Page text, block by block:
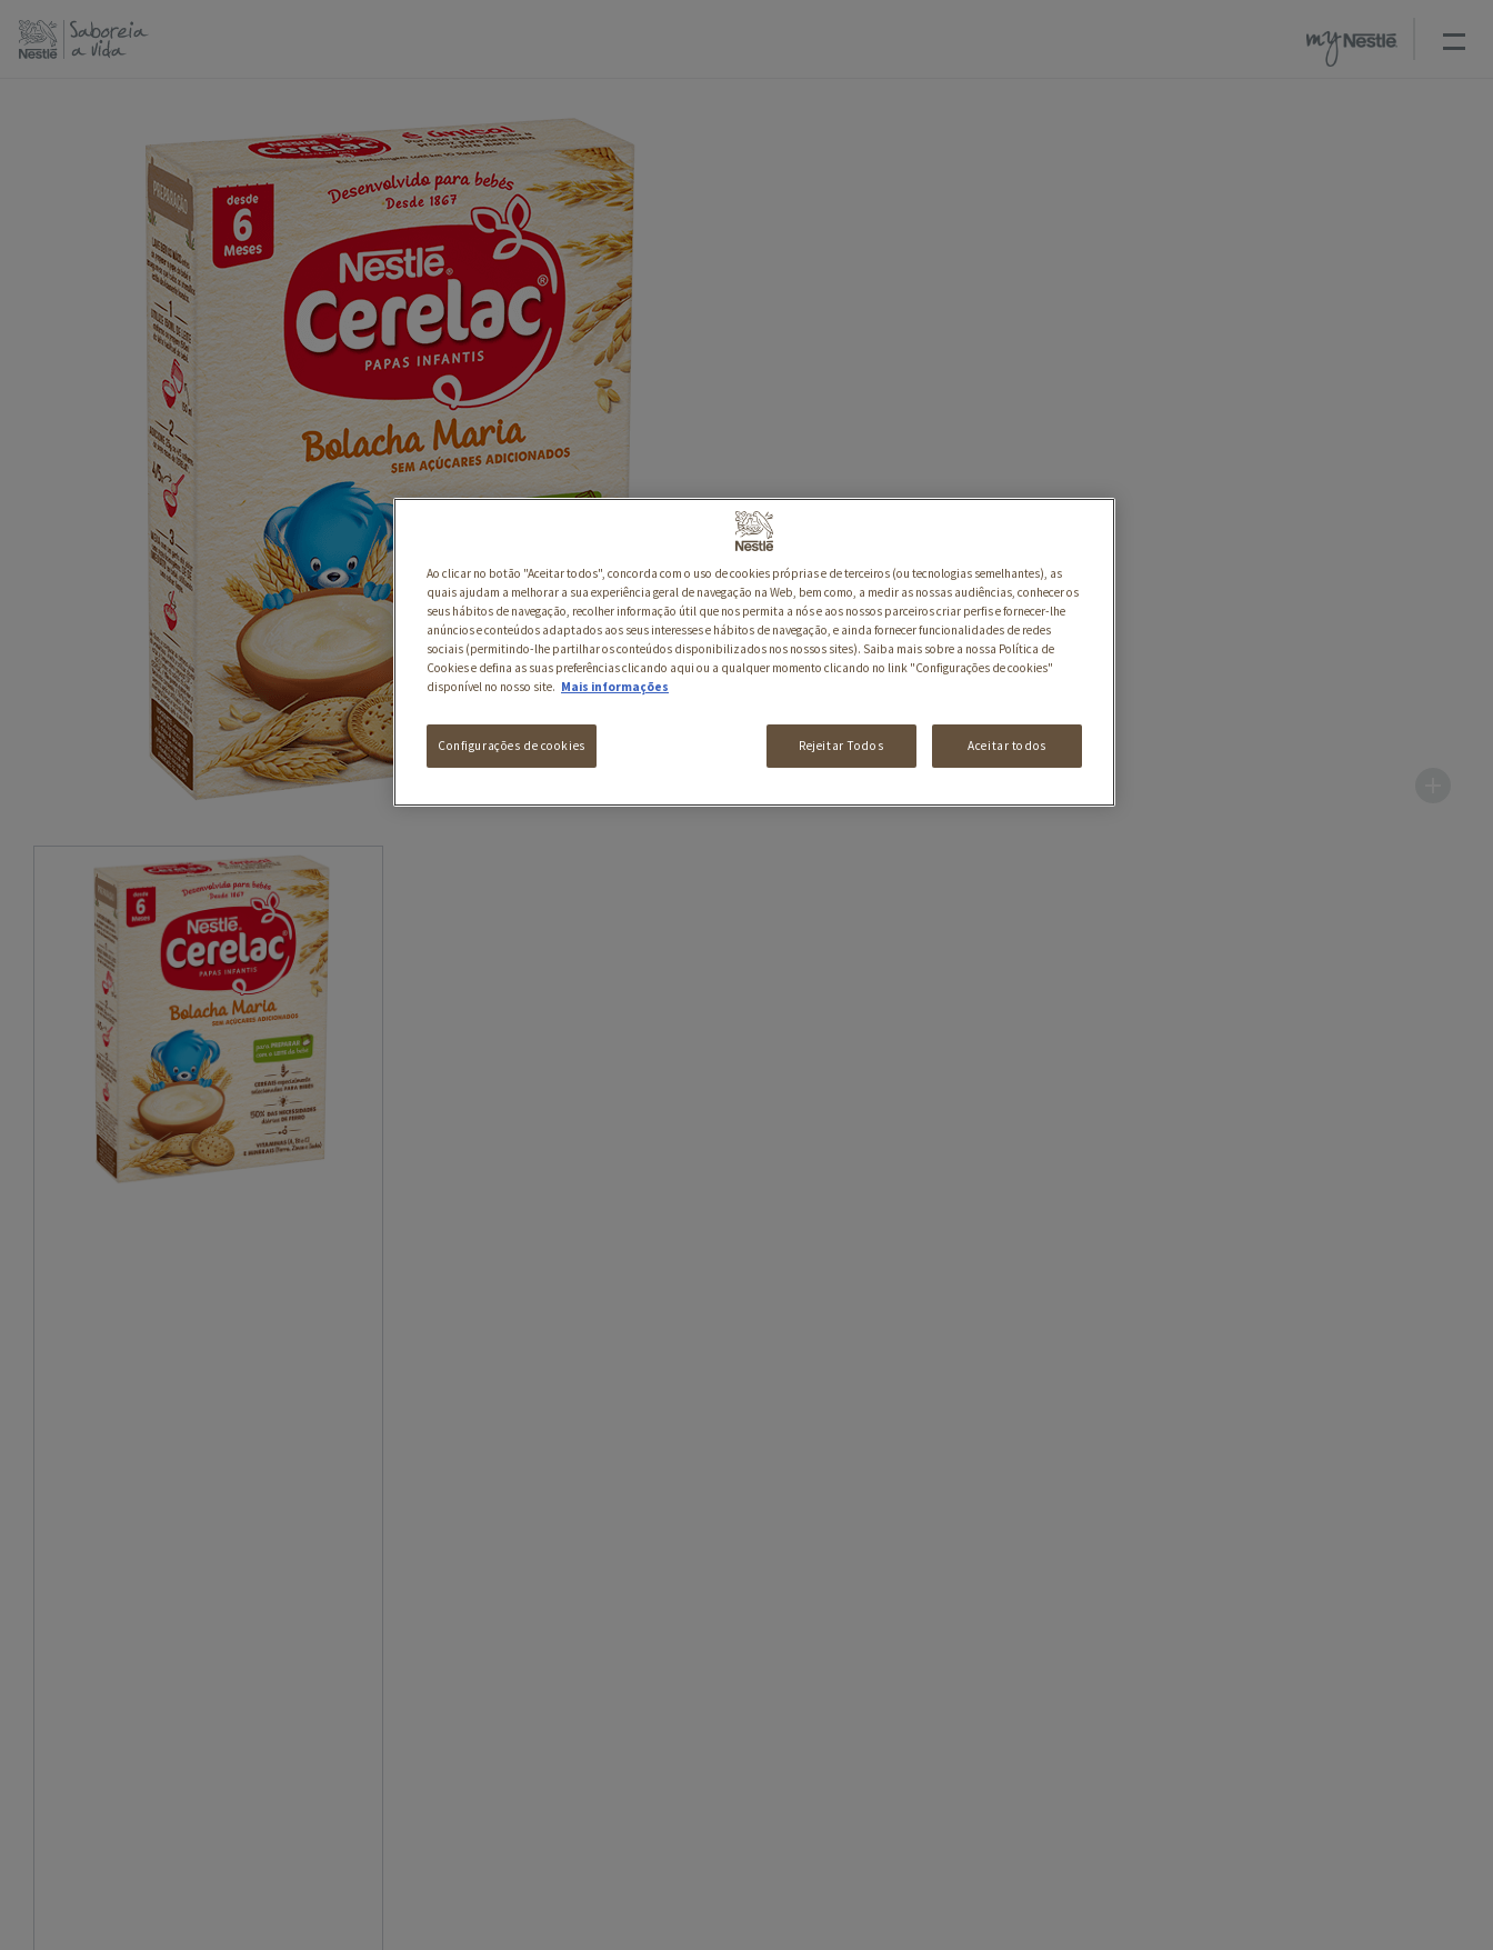
para
Ao clicar no botão "Aceitar todos", concorda com o uso de cookies próprias e de terceiros (ou tecnologias semelhantes), as
quais ajudam a melhorar a sua experiência geral de navegação na Web, bem como, a medir as nossas audiências, conhecer os
seus hábitos de navegação, recolher informação útil que nos permita a nós e aos nossos parceiros criar perfis e fornecer-lhe
anúncios e conteúdos adaptados aos seus interesses e hábitos de navegação, e ainda fornecer funcionalidades de redes
sociais (permitindo-lhe partilhar os conteúdos disponibilizados nos nossos sites). Saiba mais sobre a nossa Política de
Cookies e defina as suas preferências clicando aqui ou a qualquer momento clicando no link "Configurações de cookies"
disponível no nosso site. Mais informações
Rejeitar Todos Aceitar todos
Configurações de cookies